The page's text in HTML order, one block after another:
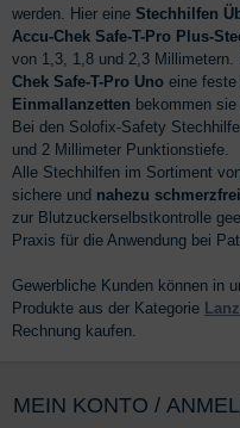
werden. Hier eine Stechhilfen
Accu-Chek Safe-T-Pro Plus-
von 1,3, 1,8 und 2,3 Millimetern.
Chek Safe-T-Pro Uno eine feste
Einmallanzetten bekommen
Bei den Solofix-Safety
und 2 Millimeter Punktionstiefe.
Alle Stechhilfen im Sortiment
sichere und nahezu
zur Blutzuckerselbstkontrolle
Praxis für die Anwendung bei
Gewerbliche Kunden können in
Produkte aus der Kategorie
Rechnung kaufen.
MEIN KONTO /